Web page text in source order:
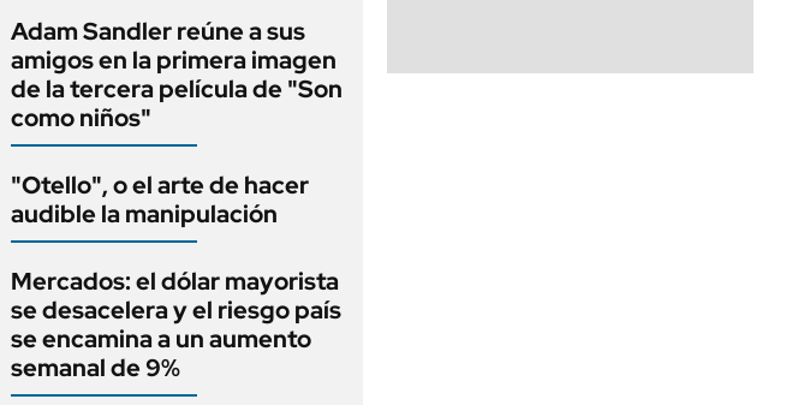
Adam Sandler reúne a sus
amigos en la primera imagen
de la tercera película de "Son
como niños"
"Otello", o el arte de hacer
audible la manipulación
Mercados: el dólar mayorista
se desacelera y el riesgo país
se encamina a un aumento
semanal de 9%